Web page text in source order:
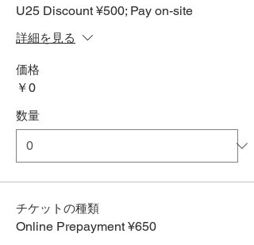
U25 Discount ¥500; Pay on-site
詳細を見る
価格
￥0
数量
チケットの種類
Online Prepayment ¥650